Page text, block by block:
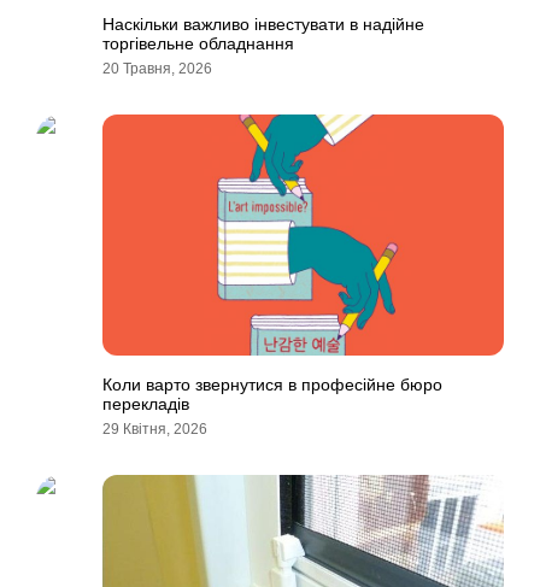
Наскільки важливо інвестувати в надійне
торгівельне обладнання
20 Травня, 2026
Коли варто звернутися в професійне бюро
перекладів
29 Квітня, 2026